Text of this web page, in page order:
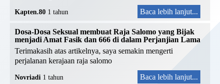
Kapten.80 1 tahun Baca lebih lanjut...
Dosa-Dosa Seksual membuat Raja Salomo yang Bijak
menjadi Amat Fasik dan 666 di dalam Perjanjian Lama
Terimakasih atas artikelnya, saya semakin mengerti
perjalanan kerajaan raja salomo
Novriadi 1 tahun Baca lebih lanjut...